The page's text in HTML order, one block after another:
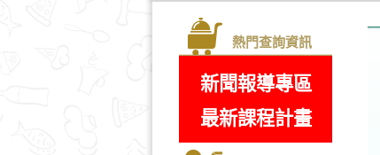
熱門查詢資訊
新聞報導專區
最新課程計畫